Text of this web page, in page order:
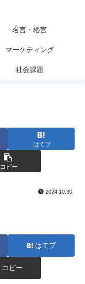
名言・格言
マーケティング
社会課題
はてブ
コピー
2024.10.30
はてブ
コピー